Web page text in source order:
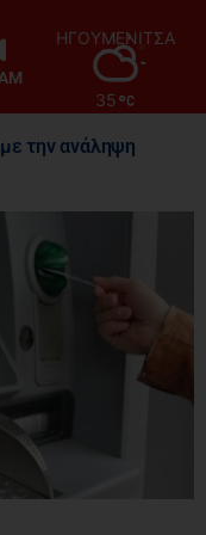
ΗΓΟΥΜΕΝΙΤΣΑ
35
την ανάληψη